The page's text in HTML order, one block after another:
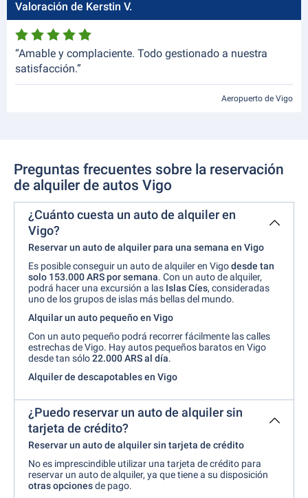
Valoración de Kerstin V.
“Amable y complaciente. Todo gestionado a nuestra
satisfacción.”
Aeropuerto de Vigo
Preguntas frecuentes sobre la reservación
de alquiler de autos Vigo
¿Cuánto cuesta un auto de alquiler en
Vigo?
Reservar un auto de alquiler para una semana en Vigo
Es posible conseguir un auto de alquiler en Vigodesde tan
solo 153.000 ARS por semana. Con un auto de alquiler,
podrá hacer una excursión a las Islas Cíes, consideradas
uno de los grupos de islas más bellas del mundo.
Alquilar un auto pequeño en Vigo
Con un auto pequeño podrá recorrer fácilmente las calles
estrechas de Vigo. Hay autos pequeños baratos en Vigo
desde tan sólo22.000 ARS al día.
Alquiler de descapotables en Vigo
¿Puedo reservar un auto de alquiler sin
tarjeta de crédito?
Reservar un auto de alquiler sin tarjeta de crédito
No es imprescindible utilizar una tarjeta de crédito para
reservar un auto de alquiler, ya que tiene a su disposición
otras opcionesde pago.